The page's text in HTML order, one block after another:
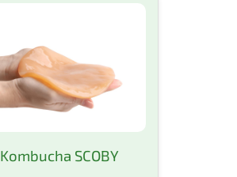
Kombucha SCOBY